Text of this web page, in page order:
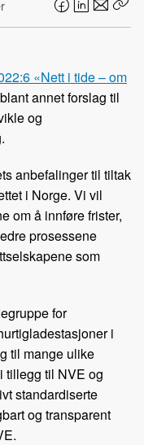
F
a
e
b
L
i
k
e
E
-
o
s
«Nett i tide – om
annet forslag til
og
anbefalinger til tiltak
i Norge. Vi vil
om å innføre frister,
prosessene
som
for
i
til mange ulike
tillegg til NVE og
standardiserte
og transparent